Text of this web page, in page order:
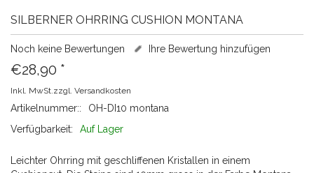
SILBERNER OHRRING CUSHION MONTANA
Noch keine Bewertungen Ihre Bewertung hinzufügen
€28,90 *
Inkl. MwSt.zzgl. Versandkosten
Artikelnummer::
OH-DI10 montana
Verfügbarkeit:
Auf Lager
Leichter Ohrring mit geschliffenen Kristallen in einem